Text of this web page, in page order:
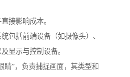
接影响成本。
包括前端设备（如摄像头）、
显示与控制设备。
睛”，负责捕捉画面，其类型和